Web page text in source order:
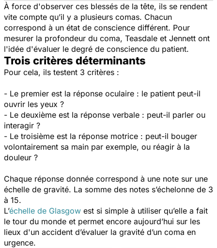
À force d'observer ces blessés de la tête, ils se rendent
vite compte qu’il y a plusieurs comas. Chacun
correspond à un état de conscience différent. Pour
mesurer la profondeur du coma, Teasdale et Jennett ont
l'idée d'évaluer le degré de conscience du patient.
Trois critères déterminants
Pour cela, ils testent 3 critères :
- Le premier est la réponse oculaire : le patient peut-il
ouvrir les yeux ?
- Le deuxième est la réponse verbale : peut-il parler ou
interagir ?
- Le troisième est la réponse motrice : peut-il bouger
volontairement sa main par exemple, ou réagir à la
douleur ?
Chaque réponse donnée correspond à une note sur une
échelle de gravité. La somme des notes s’échelonne de 3
à 15.
L’échelle de Glasgow est si simple à utiliser qu’elle a fait
le tour du monde et permet encore aujourd’hui sur les
lieux d'un accident d’évaluer la gravité d’un coma en
urgence.